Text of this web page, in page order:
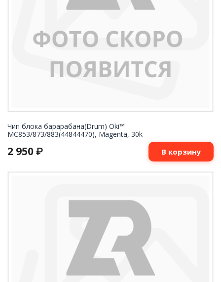
Чип блока барарабана(Drum) Oki™
MC853/873/883(44844470), Magenta, 30k
2 950 ₽ В корзину